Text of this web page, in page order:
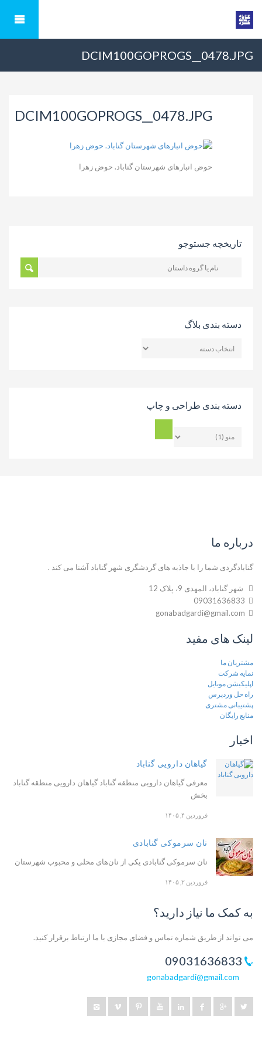
DCIM100GOPROGS__0478.JPG
DCIM100GOPROGS__0478.JPG
حوض‌ انبارهای شهرستان گناباد. حوض زهرا
تاریخچه جستوجو
دسته بندی بلاگ
دسته بندی طراحی و چاپ
درباره ما
گنابادگردی شما را با جاذبه های گردشگری شهر گناباد آشنا می کند .
شهر گناباد، المهدی 9، پلاک 12
لینک های مفید
مشتریان ما
نمایه شرکت
اپلیکیشن موبایل
راه حل وردپرس
پشتیبانی مشتری
منابع رایگان
اخبار
گیاهان دارویی گناباد
معرفی گیاهان دارویی منطقه گناباد گیاهان دارویی منطقه گناباد
بخش
فروردین ۴, ۱۴۰۵
نان سرموکی گنابادی
نان سرموکی گنابادی یکی از نان‌های محلی و محبوب شهرستان
فروردین ۲, ۱۴۰۵
به کمک ما نیاز دارید؟
می تواند از طریق شماره تماس و فضای مجازی با ما ارتباط برقرار کنید.
gonabadgardi@gmail.com